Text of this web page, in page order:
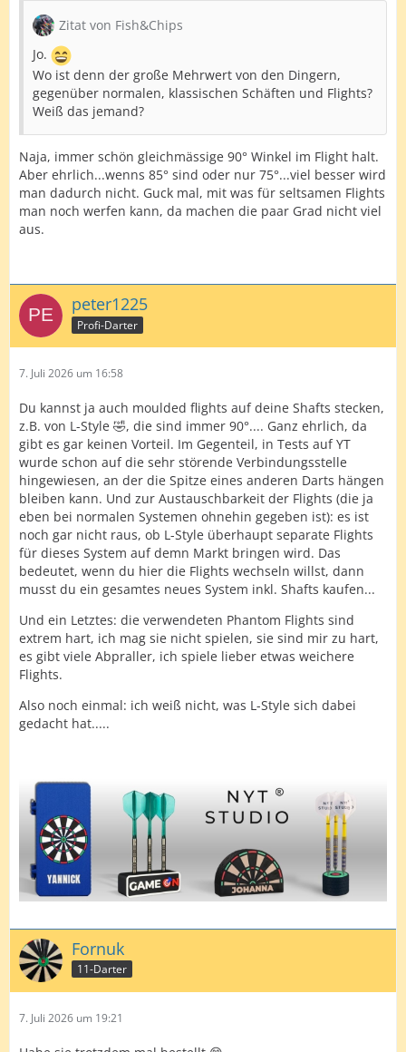
Zitat von Fish&Chips
Jo.
Wo ist denn der große Mehrwert von den Dingern,
gegenüber normalen, klassischen Schäften und Flights?
Weiß das jemand?
Naja, immer schön gleichmässige 90° Winkel im Flight halt.
Aber ehrlich...wenns 85° sind oder nur 75°...viel besser wird
man dadurch nicht. Guck mal, mit was für seltsamen Flights
man noch werfen kann, da machen die paar Grad nicht viel
aus.
peter1225
Profi-Darter
7. Juli 2026 um 16:58
Du kannst ja auch moulded flights auf deine Shafts stecken,
z.B. von L-Style 🤣, die sind immer 90°.... Ganz ehrlich, da
gibt es gar keinen Vorteil. Im Gegenteil, in Tests auf YT
wurde schon auf die sehr störende Verbindungsstelle
hingewiesen, an der die Spitze eines anderen Darts hängen
bleiben kann. Und zur Austauschbarkeit der Flights (die ja
eben bei normalen Systemen ohnehin gegeben ist): es ist
noch gar nicht raus, ob L-Style überhaupt separate Flights
für dieses System auf demn Markt bringen wird. Das
bedeutet, wenn du hier die Flights wechseln willst, dann
musst du ein gesamtes neues System inkl. Shafts kaufen...
Und ein Letztes: die verwendeten Phantom Flights sind
extrem hart, ich mag sie nicht spielen, sie sind mir zu hart,
es gibt viele Abpraller, ich spiele lieber etwas weichere
Flights.
Also noch einmal: ich weiß nicht, was L-Style sich dabei
gedacht hat.....
Fornuk
11-Darter
7. Juli 2026 um 19:21